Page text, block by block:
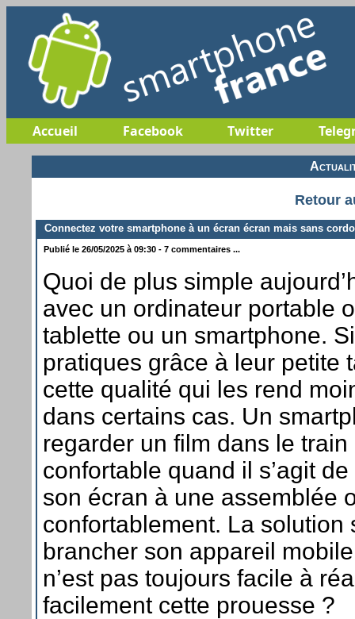
Accueil Facebook Twitter
Retour
Connectez votre smartphone à un écran écran mais sans
Publié le 26/05/2025 à 09:30 - 7 commentaires ...
Quoi de plus simple
avec un ordinateur portable
tablette ou un smartphone.
pratiques grâce à leur petite
cette qualité qui les rend
dans certains cas. Un
regarder un film dans le
confortable quand il s’agit
son écran à une assemblée
confortablement. La solution
brancher son appareil
n’est pas toujours facile à
facilement cette prouesse ?